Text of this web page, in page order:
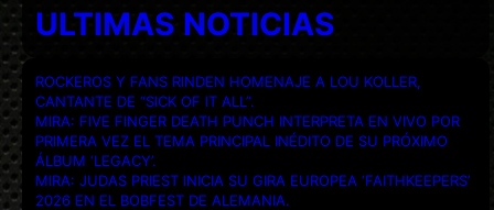
ULTIMAS NOTICIAS
ROCKEROS Y FANS RINDEN HOMENAJE A LOU KOLLER,
CANTANTE DE “SICK OF IT ALL”.
MIRA: FIVE FINGER DEATH PUNCH INTERPRETA EN VIVO POR
PRIMERA VEZ EL TEMA PRINCIPAL INÉDITO DE SU PRÓXIMO
ÁLBUM ‘LEGACY’.
MIRA: JUDAS PRIEST INICIA SU GIRA EUROPEA ‘FAITHKEEPERS’
2026 EN EL BOBFEST DE ALEMANIA.